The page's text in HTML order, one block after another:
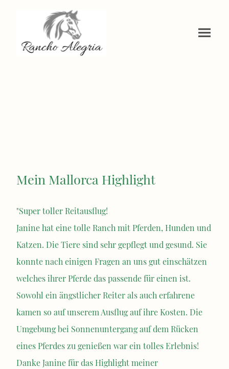
Mein Mallorca Highlight
"Super toller Reitausflug!
Janine hat eine tolle Ranch mit Pferden, Hunden und
Katzen. Die Tiere sind sehr gepflegt und gesund. Sie
konnte nach einigen Fragen an uns gut einschätzen
welches ihrer Pferde das passende für einen ist.
Sowohl ein ängstlicher Reiter als auch erfahrene
kamen so auf unserem Ausflug auf ihre Kosten. Die
Umgebung bei Sonnenuntergang auf dem Rücken
eines Pferdes zu genießen war ein tolles Erlebnis!
Danke Janine für das Highlight meiner